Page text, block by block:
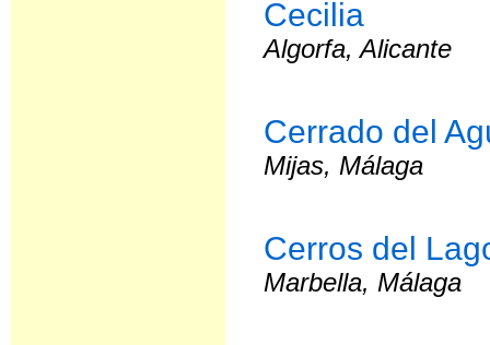
Cecilia
Algorfa, Alicante
Cerrado del
Mijas, Málaga
Cerros del
Marbella, Málaga